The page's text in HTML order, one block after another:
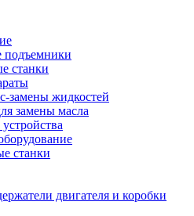
подъемники
станки
замены жидкостей
замены масла
станки
двигателя и коробки